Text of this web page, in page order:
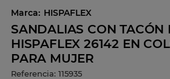
Marca: HISPAFLEX
SANDALIAS CON TACÓN
HISPAFLEX 26142 EN
PARA MUJER
Referencia: 115935